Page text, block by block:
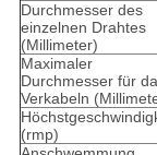
Durchmesser des
einzelnen Drahtes
(Millimeter)
Maximaler
Durchmesser für
Verkabeln
(rmp)